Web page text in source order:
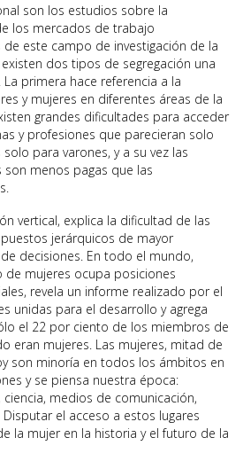
son los estudios sobre la
los mercados de trabajo
de este campo de investigación de la
dos tipos de segregación una
primera hace referencia a la
y mujeres en diferentes áreas de la
grandes dificultades para acceder
y profesiones que parecieran solo
para varones, y a su vez las
menos pagas que las
vertical, explica la dificultad de las
jerárquicos de mayor
decisiones. En todo el mundo,
mujeres ocupa posiciones
revela un informe realizado por el
unidas para el desarrollo y agrega
el 22 por ciento de los miembros de
eran mujeres. Las mujeres, mitad de
son minoría en todos los ámbitos en
y se piensa nuestra época:
medios de comunicación,
el acceso a estos lugares
la mujer en la historia y el futuro de la